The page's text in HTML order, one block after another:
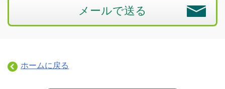
メールで送る
ホームに戻る